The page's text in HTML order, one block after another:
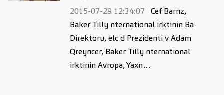
2015-07-29 12:34:07
Cef Barnz,
Baker Tilly nternational irktinin Ba
Direktoru, elc d Prezidenti v Adam
Qreyncer, Baker Tilly nternational
irktinin Avropa, Yaxn…